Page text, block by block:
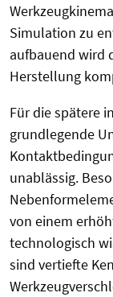
Simulation zu
aufbauend wird
Herstellung
Für die spätere
grundlegende
unablässig.
von einem
technologisch
sind vertiefte